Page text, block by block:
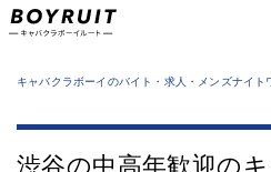
業種から
運営者
サイトマ
キャバクラボーイのバイト・求人・メンズナイト
渋谷の中高年歓迎の